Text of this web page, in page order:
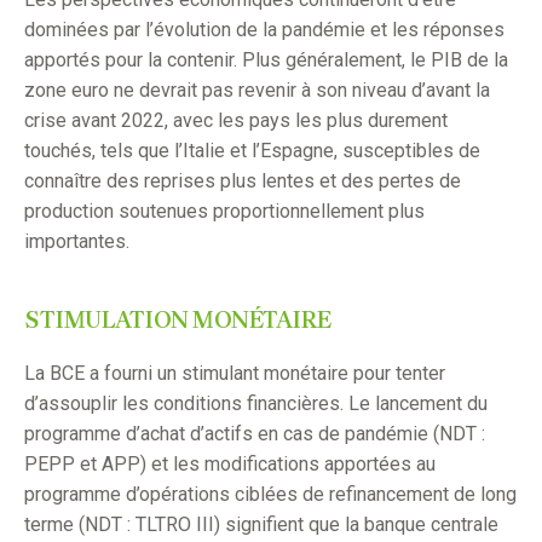
dominées par l’évolution de la pandémie et les réponses
apportés pour la contenir. Plus généralement, le PIB de la
zone euro ne devrait pas revenir à son niveau d’avant la
crise avant 2022, avec les pays les plus durement
touchés, tels que l’Italie et l’Espagne, susceptibles de
connaître des reprises plus lentes et des pertes de
production soutenues proportionnellement plus
importantes.
STIMULATION MONÉTAIRE
La BCE a fourni un stimulant monétaire pour tenter
d’assouplir les conditions financières. Le lancement du
programme d’achat d’actifs en cas de pandémie (NDT :
PEPP et APP) et les modifications apportées au
programme d’opérations ciblées de refinancement de long
terme (NDT : TLTRO III) signifient que la banque centrale